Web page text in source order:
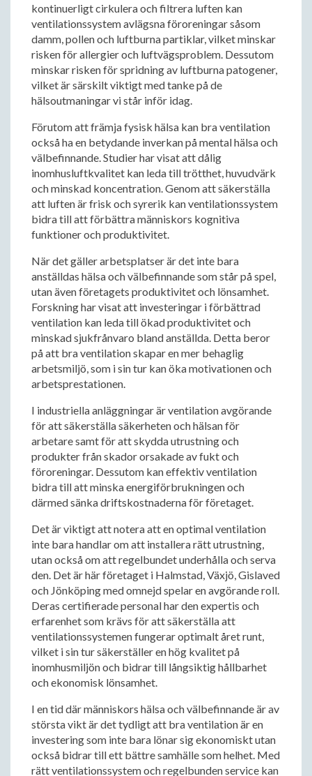
kontinuerligt cirkulera och filtrera luften kan
ventilationssystem avlägsna föroreningar såsom
damm, pollen och luftburna partiklar, vilket minskar
risken för allergier och luftvägsproblem. Dessutom
minskar risken för spridning av luftburna patogener,
vilket är särskilt viktigt med tanke på de
hälsoutmaningar vi står inför idag.
Förutom att främja fysisk hälsa kan bra ventilation
också ha en betydande inverkan på mental hälsa och
välbefinnande. Studier har visat att dålig
inomhusluftkvalitet kan leda till trötthet, huvudvärk
och minskad koncentration. Genom att säkerställa
att luften är frisk och syrerik kan ventilationssystem
bidra till att förbättra människors kognitiva
funktioner och produktivitet.
När det gäller arbetsplatser är det inte bara
anställdas hälsa och välbefinnande som står på spel,
utan även företagets produktivitet och lönsamhet.
Forskning har visat att investeringar i förbättrad
ventilation kan leda till ökad produktivitet och
minskad sjukfrånvaro bland anställda. Detta beror
på att bra ventilation skapar en mer behaglig
arbetsmiljö, som i sin tur kan öka motivationen och
arbetsprestationen.
I industriella anläggningar är ventilation avgörande
för att säkerställa säkerheten och hälsan för
arbetare samt för att skydda utrustning och
produkter från skador orsakade av fukt och
föroreningar. Dessutom kan effektiv ventilation
bidra till att minska energiförbrukningen och
därmed sänka driftskostnaderna för företaget.
Det är viktigt att notera att en optimal ventilation
inte bara handlar om att installera rätt utrustning,
utan också om att regelbundet underhålla och serva
den. Det är här företaget i Halmstad, Växjö, Gislaved
och Jönköping med omnejd spelar en avgörande roll.
Deras certifierade personal har den expertis och
erfarenhet som krävs för att säkerställa att
ventilationssystemen fungerar optimalt året runt,
vilket i sin tur säkerställer en hög kvalitet på
inomhusmiljön och bidrar till långsiktig hållbarhet
och ekonomisk lönsamhet.
I en tid där människors hälsa och välbefinnande är av
största vikt är det tydligt att bra ventilation är en
investering som inte bara lönar sig ekonomiskt utan
också bidrar till ett bättre samhälle som helhet. Med
rätt ventilationssystem och regelbunden service kan